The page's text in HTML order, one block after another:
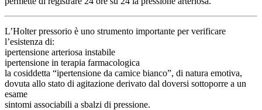
L’Holter pressorio è uno strumento importante per verificare
l’esistenza di:
ipertensione arteriosa instabile
ipertensione in terapia farmacologica
la cosiddetta “ipertensione da camice bianco”, di natura emotiva,
dovuta allo stato di agitazione derivato dal doversi sottoporre a un
esame
sintomi associabili a sbalzi di pressione.